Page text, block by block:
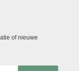
of nieuwe